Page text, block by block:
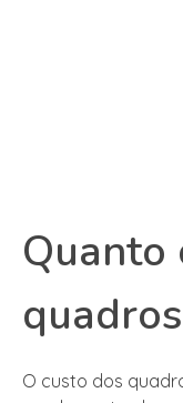
Quanto
O custo dos